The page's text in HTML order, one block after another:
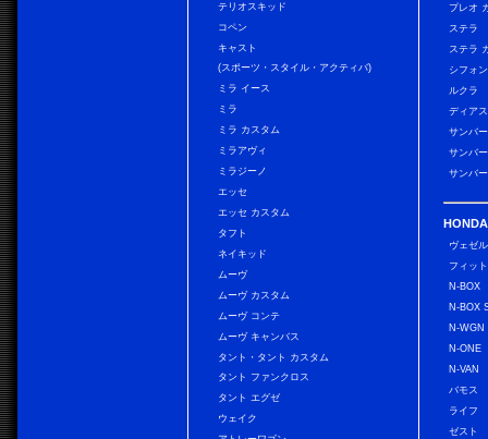
テリオスキッド
コペン
キャスト
(スポーツ・スタイル・アクティバ)
ミラ イース
ミラ
ミラ カスタム
ミラアヴィ
ミラジーノ
エッセ
エッセ カスタム
タフト
ネイキッド
ムーヴ
ムーヴ カスタム
ムーヴ コンテ
ムーヴ キャンバス
タント・タント カスタム
タント ファンクロス
タント エグゼ
ウェイク
プレオ
ステラ
ステラ
シフォ
ルクラ
ディア
サンバ
サンバ
サンバ
HONDA
ヴェゼル
フィット
N-BOX
N-BOX
N-WGN
N-ONE
N-VAN
バモス
ライフ
ゼスト